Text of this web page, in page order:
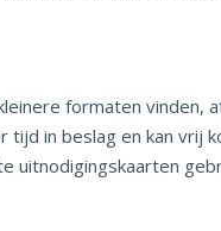
formaten vinden,
in beslag en kan vrij